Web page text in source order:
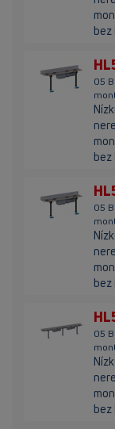
bez
05
05
05